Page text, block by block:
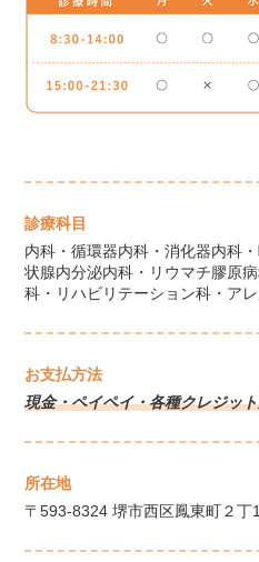
診療科目
内科・循環器内科・消化器内科
状腺内分泌内科・リウマチ膠原
科・リハビリテーション科・ア
お支払方法
現金・ペイペイ・各種クレジッ
所在地
〒593-8324 堺市西区鳳東町２丁